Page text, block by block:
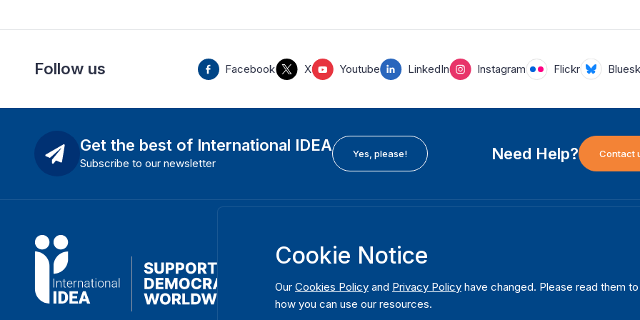
Follow us Facebook X Youtube LinkedIn Instagram Flickr
Get the best of International IDEA
Subscribe to our newsletter
Yes, please! Need Help? Contact
International Institute for Democracy and Electoral
Assistance (International IDEA)
Strömsborgsbron 1
SE-103 34 Stockholm
Cookie Notice
Our Cookies Policy and Privacy Policy have changed. Please read them
how you can use our resources.